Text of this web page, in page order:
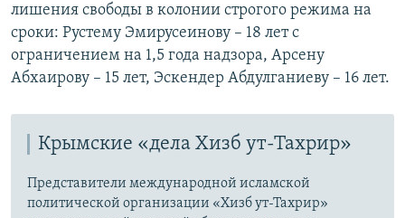
лишения свободы в колонии строгого режима на
сроки: Рустему Эмирусеинову – 18 лет с
ограничением на 1,5 года надзора, Арсену
Абхаирову – 15 лет, Эскендер Абдулганиеву – 16 лет.
Крымские «дела Хизб ут-Тахрир»
Представители международной исламской
политической организации «Хизб ут-Тахрир»